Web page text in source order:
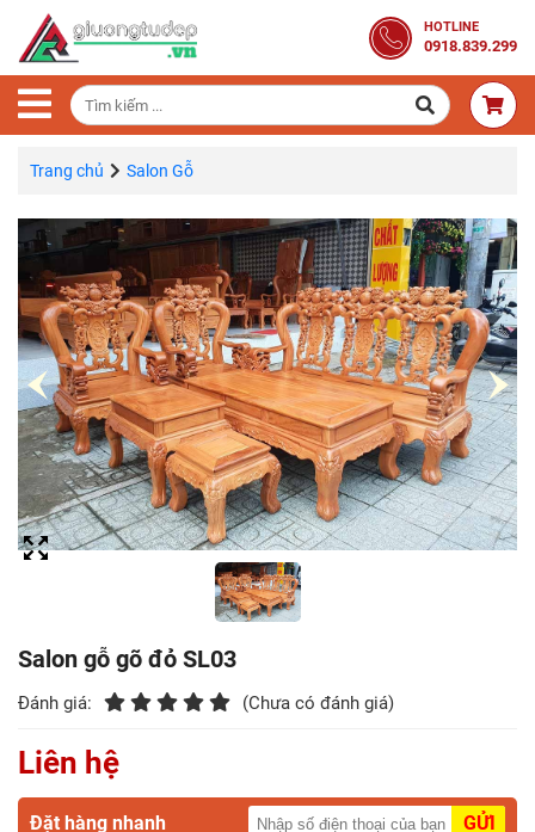
HOTLINE
0918.839.299
Trang
Chủ
Combo
Phòng
Ngủ
Giường
Gỗ
Tủ
Quần
Áo
Gỗ
Tự
Nhiên
Bàn
Trang
Điểm
Bàn
Tivi
Trang chủ Salon Gỗ
Salon gỗ gõ đỏ SL03
Đánh giá: (Chưa có đánh giá)
Liên hệ
Đặt hàng nhanh GỬI